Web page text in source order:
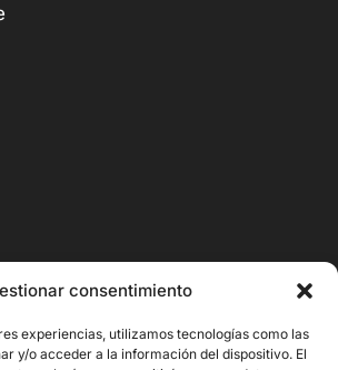
consentimiento
experiencias, utilizamos tecnologías como las
y/o acceder a la información del dispositivo. El